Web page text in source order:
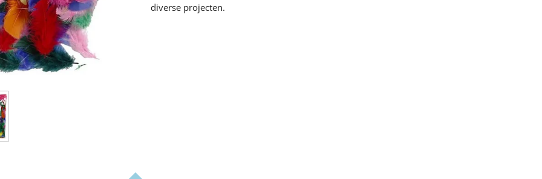
diverse projecten.